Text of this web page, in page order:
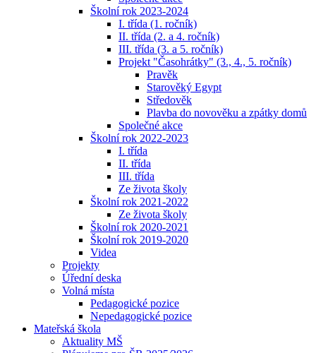
Školní rok 2023-2024
I. třída (1. ročník)
II. třída (2. a 4. ročník)
III. třída (3. a 5. ročník)
Projekt "Časohrátky" (3., 4., 5. ročník)
Pravěk
Starověký Egypt
Středověk
Plavba do novověku a zpátky domů
Společné akce
Školní rok 2022-2023
I. třída
II. třída
III. třída
Ze života školy
Školní rok 2021-2022
Ze života školy
Školní rok 2020-2021
Školní rok 2019-2020
Videa
Projekty
Úřední deska
Volná místa
Pedagogické pozice
Nepedagogické pozice
Mateřská škola
Aktuality MŠ